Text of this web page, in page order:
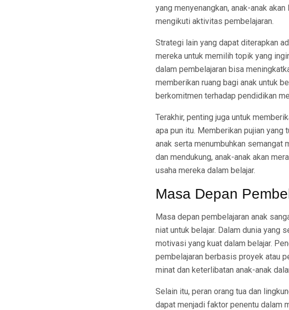
yang menyenangkan, anak-anak
mengikuti aktivitas pembelajaran.
Strategi lain yang dapat diterapkan
mereka untuk memilih topik yang
dalam pembelajaran bisa
memberikan ruang bagi anak untuk
berkomitmen terhadap pendidikan
Terakhir, penting juga untuk
apa pun itu. Memberikan pujian
anak serta menumbuhkan semangat
dan mendukung, anak-anak akan
usaha mereka dalam belajar.
Masa Depan
Masa depan pembelajaran anak
niat untuk belajar. Dalam dunia yang
motivasi yang kuat dalam belajar.
pembelajaran berbasis proyek atau
minat dan keterlibatan anak-anak
Selain itu, peran orang tua dan
dapat menjadi faktor penentu dalam